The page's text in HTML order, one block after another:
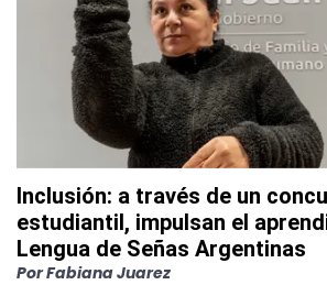
Inclusión: a través de un
estudiantil, impulsan el
Lengua de Señas Argentinas
PorFabiana Juarez